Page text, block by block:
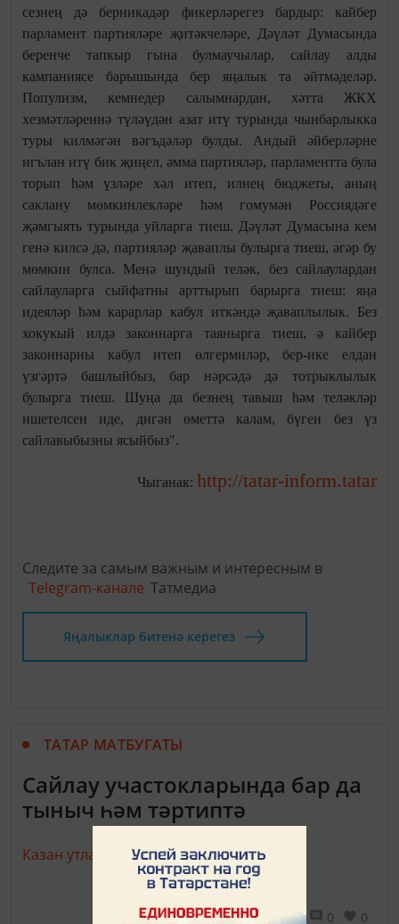
сезнең дә берникадәр фикерләрегез бардыр: кайбер
парламент партияләре җитәкчеләре, Дәүләт Думасында
беренче тапкыр гына булмаучылар, сайлау алды
кампаниясе барышында бер яңалык та әйтмәделәр.
Популизм, кемнедер салымнардан, хәтта ЖКХ
хезмәтләреннә түләүдән азат итү турында чынбарлыкка
туры килмәгән вәгъдәләр булды. Андый әйберләрне
игълан итү бик җиңел, әмма партияләр, парламентта була
торып һәм үзләре хәл итеп, илнең бюджеты, аның
саклану мөмкинлекләре һәм гомумән Россиядәге
җәмгыять турында уйларга тиеш. Дәүләт Думасына кем
генә килсә дә, партияләр җаваплы булырга тиеш, әгәр бу
мөмкин булса. Менә шундый теләк, без сайлаулардан
сайлауларга сыйфатны арттырып барырга тиеш: яңа
идеяләр һәм карарлар кабул иткәндә җаваплылык. Без
хокукый илдә законнарга таянырга тиеш, ә кайбер
законнарны кабул итеп өлгермиләр, бер-ике елдан
үзгәртә башлыйбыз, бар нәрсәдә дә тотрыклылык
булырга тиеш. Шуңа да безнең тавыш һәм теләкләр
ишетелсен иде, дигән өметтә калам, бүген без үз
сайлавыбызны ясыйбыз".
Чыганак: http://tatar-inform.tatar
Следите за самым важным и интересным в
Telegram-канале Татмедиа
Яңалыклар битенә керегез
ТАТАР МАТБУГАТЫ
Сайлау участокларында бар да
тыныч һәм тәртиптә
Казан утлары, 18 сентябрь 2016 - 14:35
1391 0 0